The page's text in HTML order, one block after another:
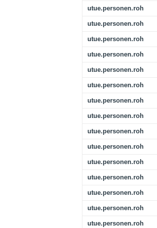
utue.personen.roh
utue.personen.roh
utue.personen.roh
utue.personen.roh
utue.personen.roh
utue.personen.roh
utue.personen.roh
utue.personen.roh
utue.personen.roh
utue.personen.roh
utue.personen.roh
utue.personen.roh
utue.personen.roh
utue.personen.roh
utue.personen.roh